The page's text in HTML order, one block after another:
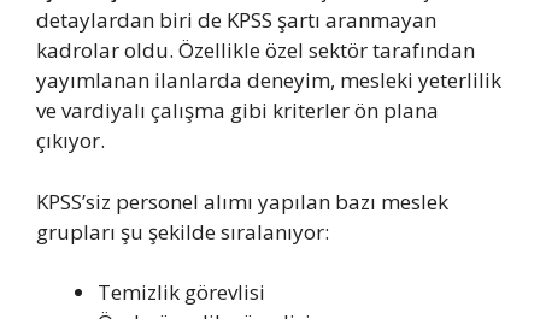
detaylardan biri de KPSS şartı aranmayan
kadrolar oldu. Özellikle özel sektör tarafından
yayımlanan ilanlarda deneyim, mesleki yeterlilik
ve vardiyalı çalışma gibi kriterler ön plana
çıkıyor.
KPSS’siz personel alımı yapılan bazı meslek
grupları şu şekilde sıralanıyor:
Temizlik görevlisi